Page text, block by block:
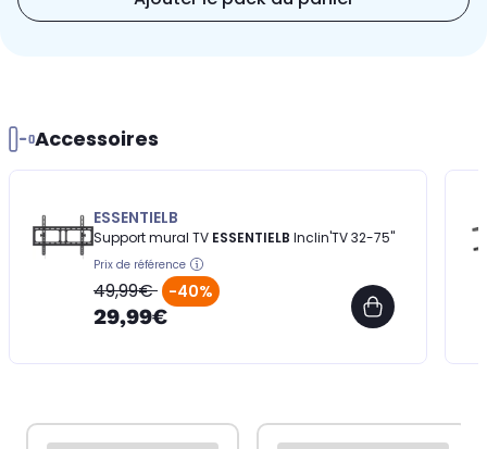
Accessoires
ESSENTIELB
Support mural TV ESSENTIELB Inclin'TV 32-75''
Prix de référence
49,99€ -40%
29,99€